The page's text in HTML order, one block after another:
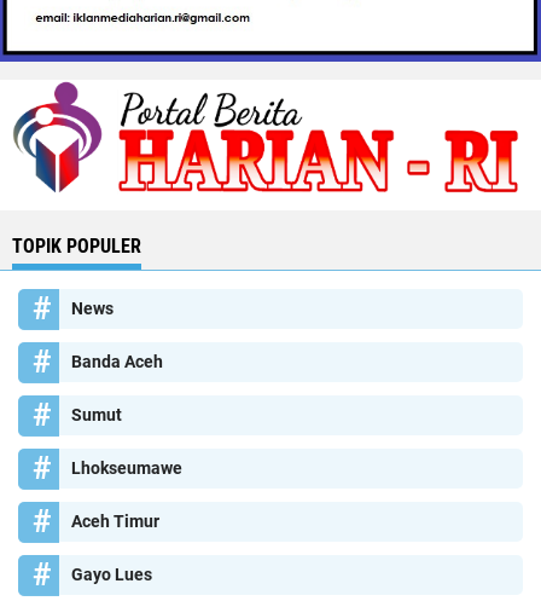
TOPIK POPULER
News
Banda Aceh
Sumut
Lhokseumawe
Aceh Timur
Gayo Lues